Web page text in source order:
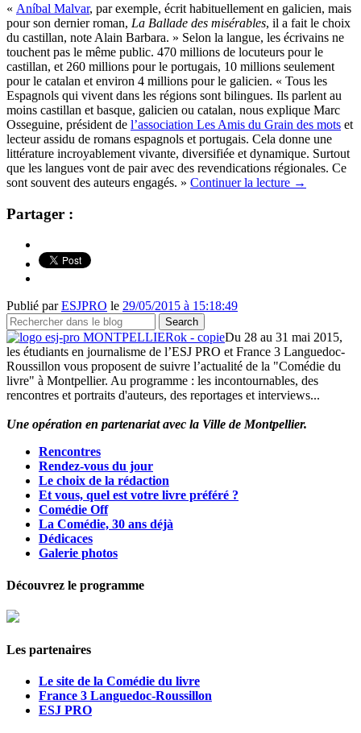
« Aníbal Malvar, par exemple, écrit habituellement en galicien, mais
pour son dernier roman, La Ballade des misérables, il a fait le choix
du castillan, note Alain Barbara. » Selon la langue, les écrivains ne
touchent pas le même public. 470 millions de locuteurs pour le
castillan, et 260 millions pour le portugais, 10 millions seulement
pour le catalan et environ 4 millions pour le galicien. « Tous les
Espagnols qui vivent dans les régions sont bilingues. Ils parlent au
moins castillan et basque, galicien ou catalan, nous explique Marc
Osseguine, président de l’association Les Amis du Grain des mots et
lecteur assidu de romans espagnols et portugais. Cela donne une
littérature incroyablement vivante, diversifiée et dynamique. Surtout
que les langues vont de pair avec des revendications régionales. Ce
sont souvent des auteurs engagés. » Continuer la lecture →
Partager :
Publié parESJPRO le 29/05/2015 à 15:18:49
Du 28 au 31 mai 2015,
les étudiants en journalisme de l’ESJ PRO et France 3 Languedoc-
Roussillon vous proposent de suivre l’actualité de la "Comédie du
livre" à Montpellier. Au programme : les incontournables, des
rencontres et portraits d'auteurs, des reportages et interviews...
Une opération en partenariat avec la Ville de Montpellier.
Rencontres
Rendez-vous du jour
Le choix de la rédaction
Et vous, quel est votre livre préféré ?
Comédie Off
La Comédie, 30 ans déjà
Dédicaces
Galerie photos
Découvrez le programme
Les partenaires
Le site de la Comédie du livre
France 3 Languedoc-Roussillon
ESJ PRO